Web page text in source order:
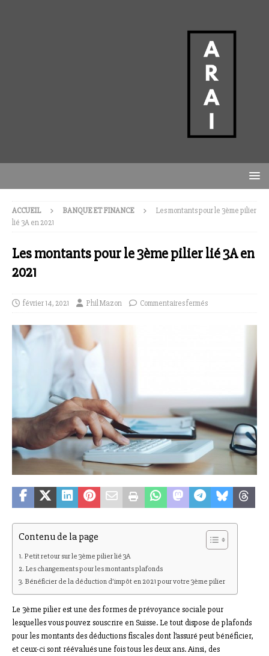
ACCUEIL BANQUE ET FINANCE
Les montants pour le 3ème pilier
lié 3A en 2021
Les montants pour le 3ème pilier lié 3A en
2021
février 14, 2021 Phil Mazon Commentaires fermés
Contenu de la page
Petit retour sur le 3ème pilier lié 3A
Les changements pour les montants plafonds
Bénéficier de la déduction d’impôt en 2021 pour votre 3ème pilier
Le 3ème pilier est une des formes de prévoyance sociale pour
lesquelles vous pouvez souscrire en Suisse. Le tout dispose de plafonds
pour les montants des déductions fiscales dont l’assuré peut bénéficier,
et ceux-ci sont réévalués une fois tous les deux ans. Ainsi, des